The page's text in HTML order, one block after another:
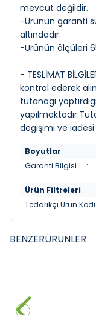
mevcut değildir.
-Ürünün garanti
altındadır.
-Ürünün ölçüleri
- TESLİMAT
kontrol ederek
tutanagı
degişimi ve iadesi
Boyutlar
Garanti Bilgisi
:
Ürün Filtreleri
Tedarikçi Ürün
BENZERÜRÜNLER
%30